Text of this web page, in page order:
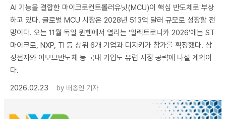
AI 기능을 결합한 마이크로컨트롤러유닛(MCU)이 핵심 반도체로 부상
하고 있다. 글로벌 MCU 시장은 2028년 513억 달러 규모로 성장할 전
망이다. 오는 11월 독일 뮌헨에서 열리는 ‘일렉트로니카 2026’에는 ST
마이크로, NXP, TI 등 상위 6개 기업과 디지키가 참가를 확정했다. 삼
성전자와 어보브반도체 등 국내 기업도 유럽 시장 공략에 나설 계획이
다.
2026.02.23
by 배종인 기자